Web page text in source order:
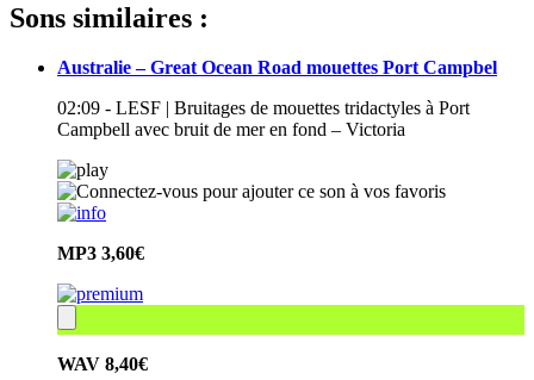
Sons similaires :
Australie – Great Ocean Road mouettes Port Campbel
02:09 - LESF | Bruitages de mouettes tridactyles à Port
Campbell avec bruit de mer en fond – Victoria
MP3 3,60€
WAV 8,40€